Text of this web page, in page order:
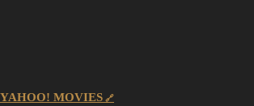
MOVIES